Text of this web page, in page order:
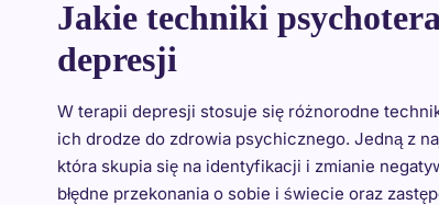
Jakie techniki
depresji
W terapii depresji stosuje się różnorodne
ich drodze do zdrowia psychicznego. Jedną z
która skupia się na identyfikacji i zmianie
błędne przekonania o sobie i świecie oraz